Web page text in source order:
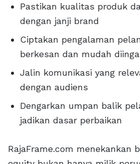
Pastikan kualitas produk
dengan janji brand
Ciptakan pengalaman
berkesan dan mudah
Jalin komunikasi yang
dengan audiens
Dengarkan umpan balik
jadikan dasar perbaikan
RajaFrame.com menekankan